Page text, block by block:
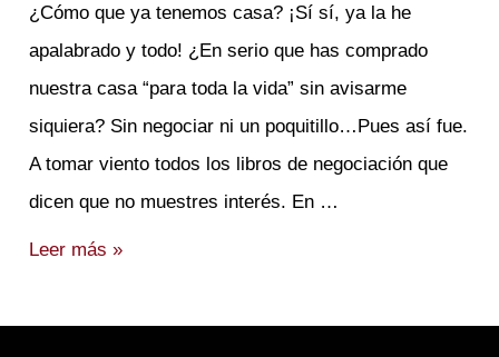
¿Cómo que ya tenemos casa? ¡Sí sí, ya la he
apalabrado y todo! ¿En serio que has comprado
nuestra casa “para toda la vida” sin avisarme
siquiera? Sin negociar ni un poquitillo…Pues así fue.
A tomar viento todos los libros de negociación que
dicen que no muestres interés. En …
Cómo
perder
Leer más »